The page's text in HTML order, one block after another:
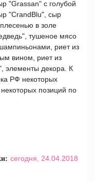
"Grassan" с голубой
"CrandBlu", сыр
в золе
тушеное мясо
риет из
вином, риет из
элементы декора. К
РФ некоторых
позиций по
сегодня, 24.04.2018